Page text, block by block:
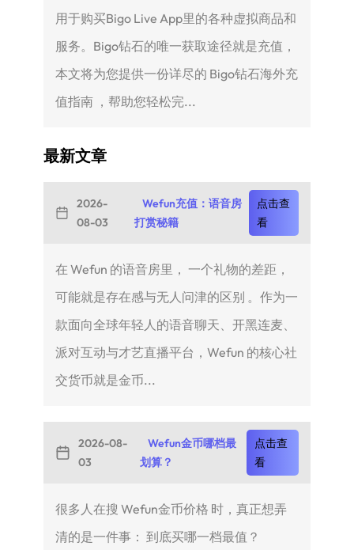
用于购买Bigo Live App里的各种虚拟商品和
服务。Bigo钻石的唯一获取途径就是充值，
本文将为您提供一份详尽的 Bigo钻石海外充
值指南 ，帮助您轻松完...
最新文章
2026-
08-03
Wefun充值：语音房
打赏秘籍
点击查
看
在 Wefun 的语音房里， 一个礼物的差距，
可能就是存在感与无人问津的区别 。作为一
款面向全球年轻人的语音聊天、开黑连麦、
派对互动与才艺直播平台，Wefun 的核心社
交货币就是金币...
2026-08-
03
Wefun金币哪档最
划算？
点击查
看
很多人在搜 Wefun金币价格 时，真正想弄
清的是一件事： 到底买哪一档最值？